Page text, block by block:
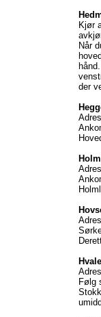
Kjør
Når
der
Følg